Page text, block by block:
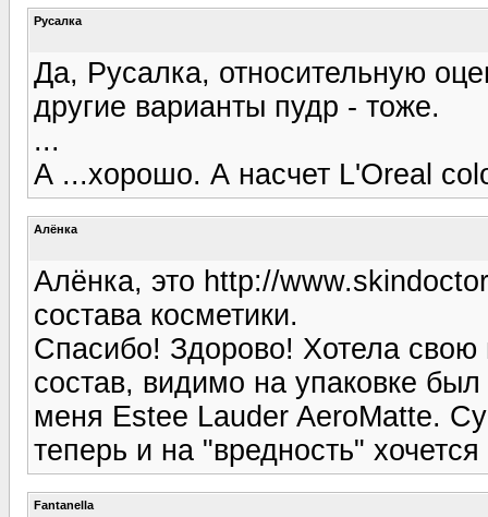
Русалка
Да, Русалка, относительную
другие варианты пудр - тоже.
...
А ...хорошо. А насчет L'Oreal
Алёнка
Алёнка, это http://
состава косметики.
Спасибо! Здорово! Хотела свою
состав, видимо на упаковке
меня Estee Lauder AeroMatte.
теперь и на "вредность"
Fantanella